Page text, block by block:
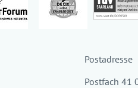
Postadresse
Postfach 41